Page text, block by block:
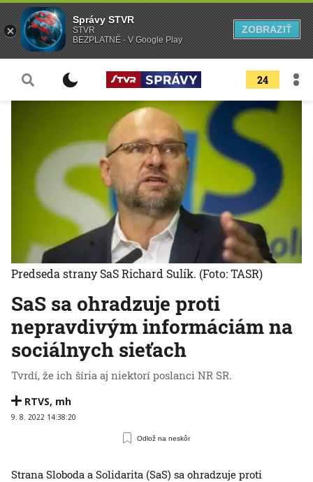
24
SaS sa ohradzuje proti
nepravdivým informáciám na
sociálnych sieťach
Tvrdí, že ich šíria aj niektorí poslanci NR SR.
RTVS, mh
9. 8. 2022 14:38:20
Odlož na neskôr
Predseda strany SaS Richard Sulík. (Foto: TASR)
Strana Sloboda a Solidarita (SaS) sa ohradzuje proti
Správy STVR
STVR
BEZPLATNÉ - V Google Play
ZOBRAZIŤ